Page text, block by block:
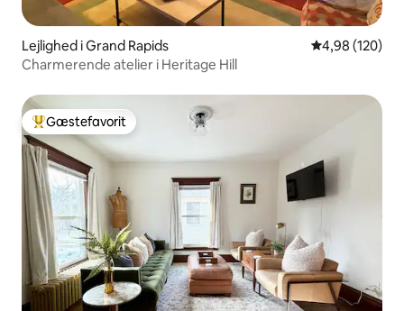
Lejlighed i Grand Rapids 4,98 ud af 5 i
4,98 (120)
Charmerende atelier i Heritage Hill
Bedste gæstefavorit
Gæstefavorit